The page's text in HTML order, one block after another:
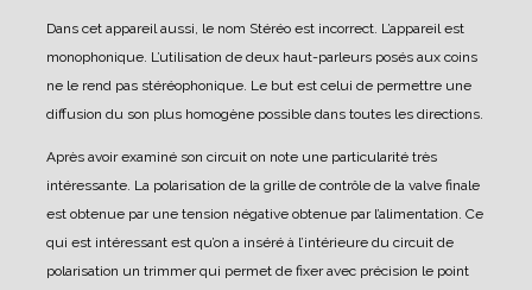
Dans cet appareil aussi, le nom Stéréo est incorrect. L’appareil est
monophonique. L’utilisation de deux haut-parleurs posés aux coins
ne le rend pas stéréophonique. Le but est celui de permettre une
diffusion du son plus homogène possible dans toutes les directions.
Après avoir examiné son circuit on note une particularité très
intéressante. La polarisation de la grille de contrôle de la valve finale
est obtenue par une tension négative obtenue par l’alimentation. Ce
qui est intéressant est qu’on a inséré à l’intérieure du circuit de
polarisation un trimmer qui permet de fixer avec précision le point